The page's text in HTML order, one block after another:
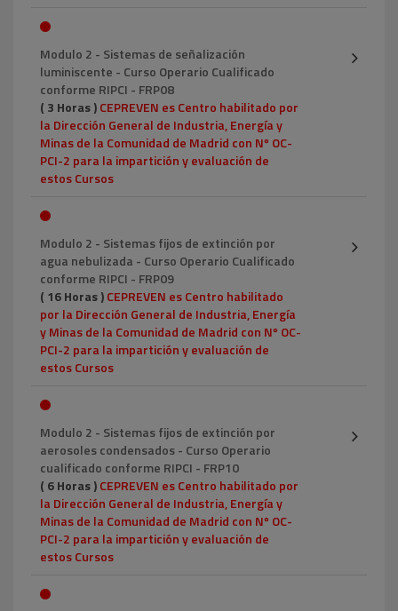
Modulo 2 - Sistemas de señalización
luminiscente - Curso Operario Cualificado
conforme RIPCI - FRP08
( 3 Horas )CEPREVEN es Centro habilitado por
la Dirección General de Industria, Energía y
Minas de la Comunidad de Madrid con Nº OC-
PCI-2 para la impartición y evaluación de
estos Cursos
Modulo 2 - Sistemas fijos de extinción por
agua nebulizada - Curso Operario Cualificado
conforme RIPCI - FRP09
( 16 Horas )CEPREVEN es Centro habilitado
por la Dirección General de Industria, Energía
y Minas de la Comunidad de Madrid con Nº OC-
PCI-2 para la impartición y evaluación de
estos Cursos
Modulo 2 - Sistemas fijos de extinción por
aerosoles condensados - Curso Operario
cualificado conforme RIPCI - FRP10
( 6 Horas )CEPREVEN es Centro habilitado por
la Dirección General de Industria, Energía y
Minas de la Comunidad de Madrid con Nº OC-
PCI-2 para la impartición y evaluación de
estos Cursos